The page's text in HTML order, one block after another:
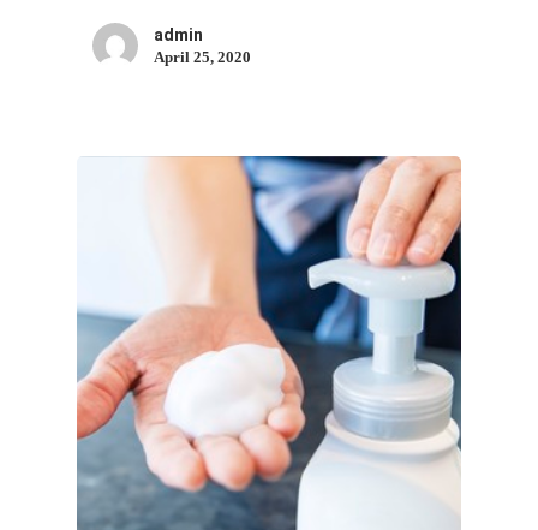
admin
April 25, 2020